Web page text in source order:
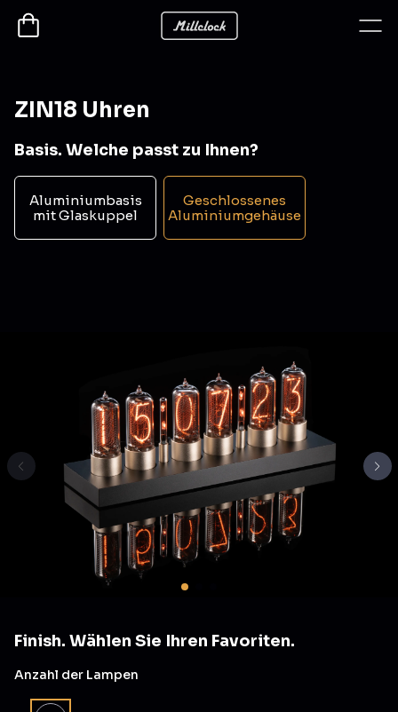
ZIN18 Uhren
Basis. Welche passt zu Ihnen?
Aluminiumbasis
mit Glaskuppel
Geschlossenes
Aluminiumgehäuse
Finish. Wählen Sie Ihren Favoriten.
Anzahl der Lampen